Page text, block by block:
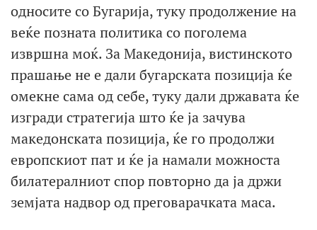
односите со Бугарија, туку продолжение на
веќе позната политика со поголема
извршна моќ. За Македонија, вистинското
прашање не е дали бугарската позиција ќе
омекне сама од себе, туку дали државата ќе
изгради стратегија што ќе ја зачува
македонската позиција, ќе го продолжи
европскиот пат и ќе ја намали можноста
билатералниот спор повторно да ја држи
земјата надвор од преговарачката маса.